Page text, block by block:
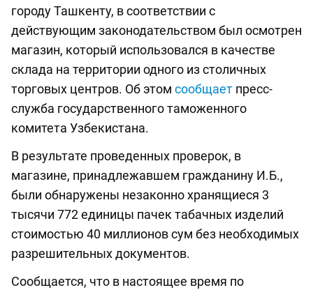
городу Ташкенту, в соответствии с
действующим законодательством был осмотрен
магазин, который использовался в качестве
склада на территории одного из столичных
торговых центров. Об этом сообщает пресс-
служба государственного таможенного
комитета Узбекистана.
В результате проведенных проверок, в
магазине, принадлежавшем гражданину И.Б.,
были обнаружены незаконно хранящиеся 3
тысячи 772 единицы пачек табачных изделий
стоимостью 40 миллионов сум без необходимых
разрешительных документов.
Сообщается, что в настоящее время по